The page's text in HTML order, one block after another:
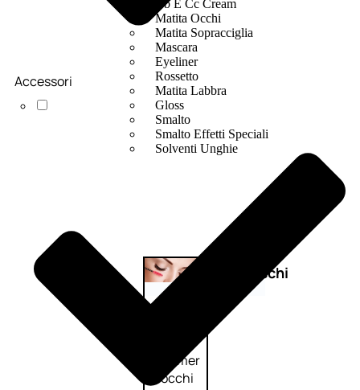
Bb E Cc Cream
Matita Occhi
Matita Sopracciglia
Mascara
Eyeliner
Rossetto
Matita Labbra
Gloss
Smalto
Smalto Effetti Speciali
Solventi Unghie
Occhi
Primer
occhi
Accessori